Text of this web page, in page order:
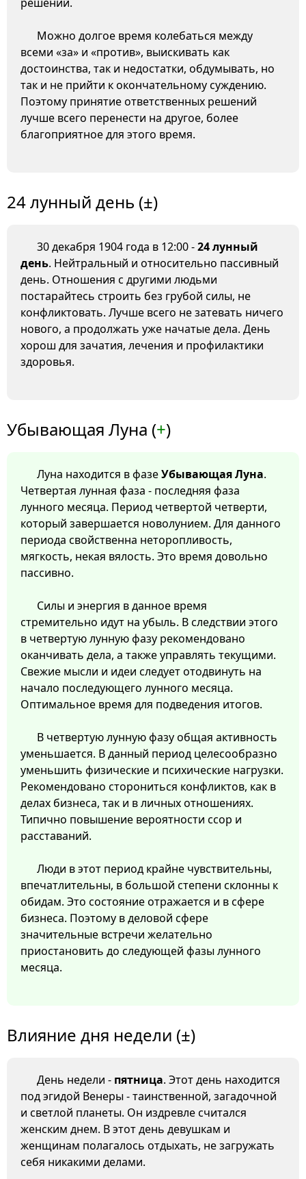
Можно долгое время колебаться между
всеми «за» и «против», выискивать как
достоинства, так и недостатки, обдумывать, но
так и не прийти к окончательному суждению.
Поэтому принятие ответственных решений
лучше всего перенести на другое, более
благоприятное для этого время.
24 лунный день (±)
30 декабря 1904 года в 12:00 -24 лунный
день. Нейтральный и относительно пассивный
день. Отношения с другими людьми
постарайтесь строить без грубой силы, не
конфликтовать. Лучше всего не затевать ничего
нового, а продолжать уже начатые дела. День
хорош для зачатия, лечения и профилактики
здоровья.
Убывающая Луна (+)
Луна находится в фазеУбывающая Луна.
Четвертая лунная фаза - последняя фаза
лунного месяца. Период четвертой четверти,
который завершается новолунием. Для данного
периода свойственна неторопливость,
мягкость, некая вялость. Это время довольно
пассивно.
Силы и энергия в данное время
стремительно идут на убыль. В следствии этого
в четвертую лунную фазу рекомендовано
оканчивать дела, а также управлять текущими.
Свежие мысли и идеи следует отодвинуть на
начало последующего лунного месяца.
Оптимальное время для подведения итогов.
В четвертую лунную фазу общая активность
уменьшается. В данный период целесообразно
уменьшить физические и психические нагрузки.
Рекомендовано сторониться конфликтов, как в
делах бизнеса, так и в личных отношениях.
Типично повышение вероятности ссор и
расставаний.
Люди в этот период крайне чувствительны,
впечатлительны, в большой степени склонны к
обидам. Это состояние отражается и в сфере
бизнеса. Поэтому в деловой сфере
значительные встречи желательно
приостановить до следующей фазы лунного
месяца.
Влияние дня недели (±)
День недели - пятница. Этот день находится
под эгидой Венеры - таинственной, загадочной
и светлой планеты. Он издревле считался
женским днем. В этот день девушкам и
женщинам полагалось отдыхать, не загружать
себя никакими делами.